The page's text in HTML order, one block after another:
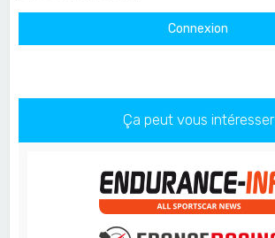
Ça peut vous intéresser